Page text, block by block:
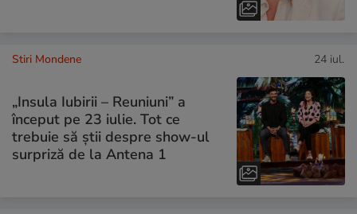
Stiri Mondene 24 iul.
„Insula Iubirii – Reuniuni” a
început pe 23 iulie. Tot ce
trebuie să știi despre show-ul
surpriză de la Antena 1